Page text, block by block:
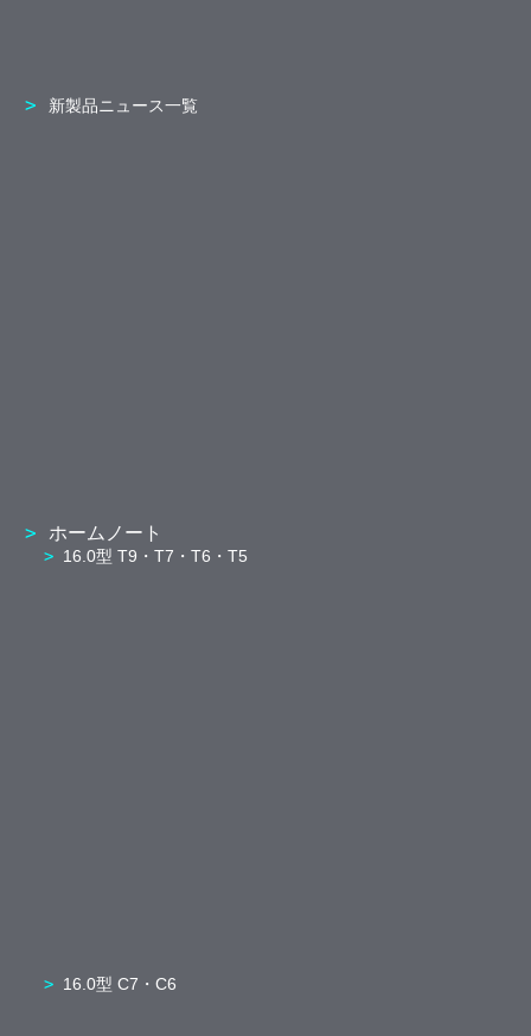
新製品ニュース一覧
ホームノート
16.0型 T9・T7・T6・T5
16.0型 C7・C6